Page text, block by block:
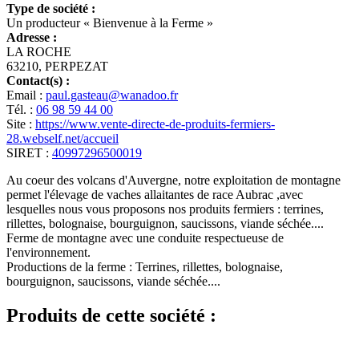
Type de société :
Un producteur « Bienvenue à la Ferme »
Adresse :
LA ROCHE
63210, PERPEZAT
Contact(s) :
Email : paul.gasteau@wanadoo.fr
Tél. : 06 98 59 44 00
Site : https://www.vente-directe-de-produits-fermiers-
28.webself.net/accueil
SIRET : 40997296500019
Au coeur des volcans d'Auvergne, notre exploitation de montagne
permet l'élevage de vaches allaitantes de race Aubrac ,avec
lesquelles nous vous proposons nos produits fermiers : terrines,
rillettes, bolognaise, bourguignon, saucissons, viande séchée....
Ferme de montagne avec une conduite respectueuse de
l'environnement.
Productions de la ferme : Terrines, rillettes, bolognaise,
bourguignon, saucissons, viande séchée....
Produits de cette société :